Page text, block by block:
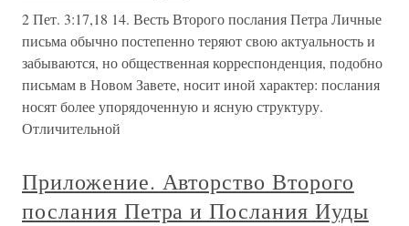
2 Пет. 3:17,18 14. Весть Второго послания Петра Личные
письма обычно постепенно теряют свою актуальность и
забываются, но общественная корреспонденция, подобно
письмам в Новом Завете, носит иной характер: послания
носят более упорядоченную и ясную структуру.
Отличительной
Приложение. Авторство Второго
послания Петра и Послания Иуды